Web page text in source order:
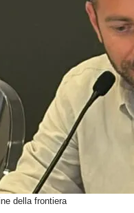
della frontiera